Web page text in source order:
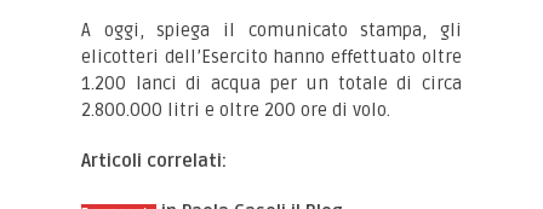
A oggi, spiega il comunicato stampa, gli
elicotteri dell’Esercito hanno effettuato oltre
1.200 lanci di acqua per un totale di circa
2.800.000 litri e oltre 200 ore di volo.
Articoli correlati: